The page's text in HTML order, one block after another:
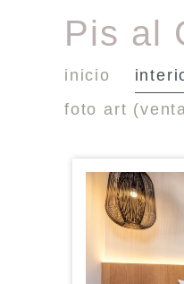
Pis al
inicio
foto art